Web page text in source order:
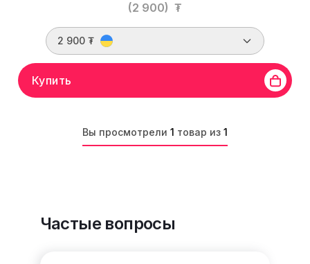
(2 900) ₮
2 900 ₮
Купить
Вы просмотрели 1 товар из 1
Частые вопросы